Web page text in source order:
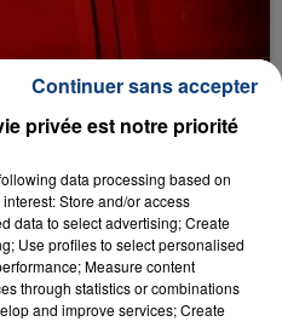
: UNE FEMME ET
ET LA...
le feu après avoir
leur bébé de trois mois
privée est notre priorité
data processing based on
Store and/or access
data to select advertising; Create
Use profiles to select personalised
Measure content
through statistics or combinations
and improve services; Create
Continuer sans accepter